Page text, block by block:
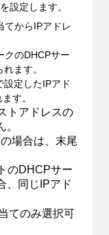
設定します。
てからIPアドレ
クのDHCPサー
ます。
設定したIPアド
す。
トアドレスの
場合は、末尾
のDHCPサー
、同じIPアド
てのみ選択可